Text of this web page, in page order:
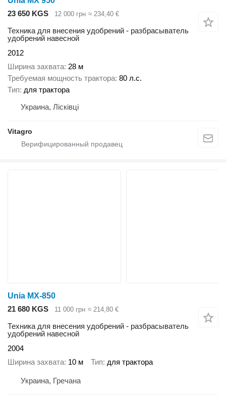
23 650 KGS
12 000 грн ≈ 234,40 €
Техника для внесения удобрений - разбрасыватель
удобрений навесной
2012
Ширина захвата 28 м
Требуемая мощность трактора 80 л.с.
Тип для трактора
Украина, Лісківці
Vitagro
Unia MX-850
21 680 KGS
11 000 грн ≈ 214,80 €
Техника для внесения удобрений - разбрасыватель
удобрений навесной
2004
Ширина захвата 10 м Тип для трактора
Украина, Гречана